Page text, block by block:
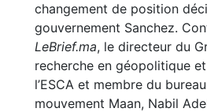
changement de position
gouvernement Sanchez.
LeBrief.ma, le directeur du
recherche en géopolitique
l’ESCA et membre du
mouvement Maan, Nabil